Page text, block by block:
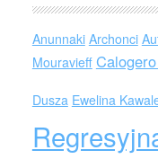
Anunnaki Archonci
Mouravieff
Dusza Ewelina